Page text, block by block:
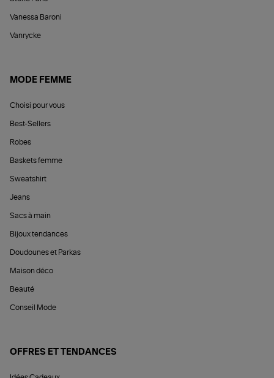
Vanessa Baroni
Vanrycke
MODE FEMME
Choisi pour vous
Best-Sellers
Robes
Baskets femme
Sweatshirt
Jeans
Sacs à main
Bijoux tendances
Doudounes et Parkas
Maison déco
Beauté
Conseil Mode
OFFRES ET TENDANCES